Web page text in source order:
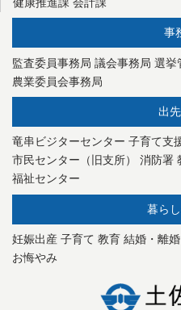
事
監査委員事務局 議会事務局 選挙
農業委員会事務局
出
竜串ビジターセンター 子育て支
市民センター（旧支所）
消防署
福祉センター
暮ら
妊娠出産 子育て 教育 結婚・離婚
お悔やみ